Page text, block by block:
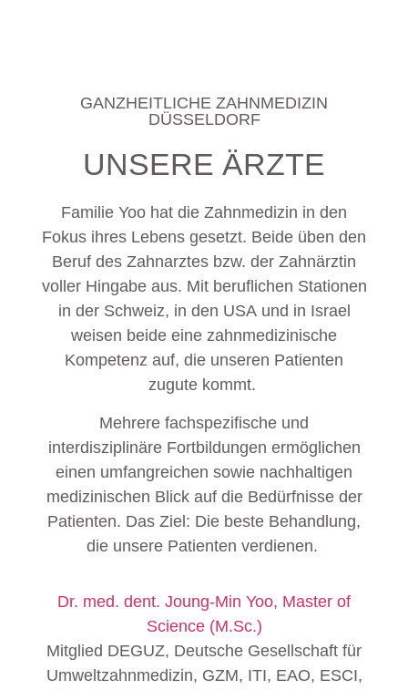
GANZHEITLICHE ZAHNMEDIZIN
DÜSSELDORF
UNSERE ÄRZTE
Familie Yoo hat die Zahnmedizin in den
Fokus ihres Lebens gesetzt. Beide üben den
Beruf des Zahnarztes bzw. der Zahnärztin
voller Hingabe aus. Mit beruflichen Stationen
in der Schweiz, in den USA und in Israel
weisen beide eine zahnmedizinische
Kompetenz auf, die unseren Patienten
zugute kommt.
Mehrere fachspezifische und
interdisziplinäre Fortbildungen ermöglichen
einen umfangreichen sowie nachhaltigen
medizinischen Blick auf die Bedürfnisse der
Patienten. Das Ziel: Die beste Behandlung,
die unsere Patienten verdienen.
Dr. med. dent. Joung-Min Yoo, Master of
Science (M.Sc.)
Mitglied DEGUZ, Deutsche Gesellschaft für
Umweltzahnmedizin, GZM, ITI, EAO, ESCI,